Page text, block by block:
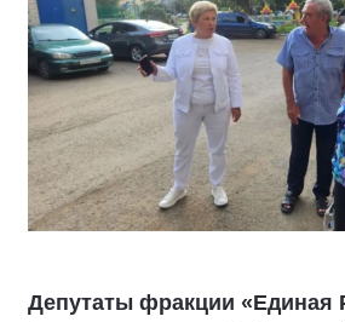
Депутаты фракции «Единая